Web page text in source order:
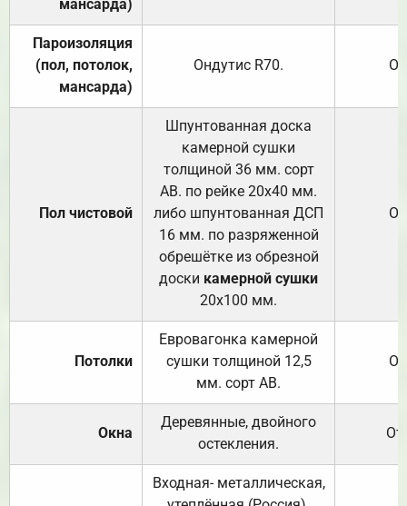
мансарда)
Пароизоляция
(пол, потолок,
мансарда)
Ондутис R70.
Пол чистовой
Шпунтованная доска
камерной сушки
толщиной 36 мм. сорт
АВ. по рейке 20х40 мм.
либо шпунтованная ДСП
16 мм. по разряженной
обрешётке из обрезной
доски камерной сушки
20х100 мм.
Потолки
Евровагонка камерной
сушки толщиной 12,5
мм. сорт АВ.
Окна
Деревянные, двойного
остекления.
Входная- металлическая,